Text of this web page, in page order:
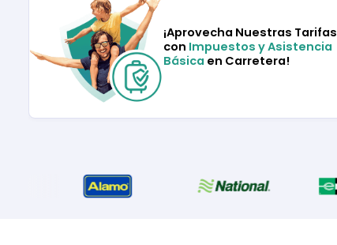
¡Aprovecha Nuestras Tarifas
con Impuestos y Asistencia
Básica en Carretera!